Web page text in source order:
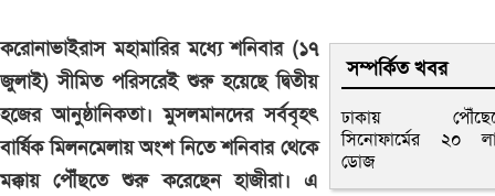
সম্পর্কিত খবর
ঢাকায়
সিনোফার্মের ২০
ডোজ
করোনাভাইরাস মহামারির মধ্যে শনিবার (১৭
জুলাই) সীমিত পরিসরেই শুরু হয়েছে দ্বিতীয়
হজের আনুষ্ঠানিকতা। মুসলমানদের সর্ববৃহৎ
বার্ষিক মিলনমেলায় অংশ নিতে শনিবার থেকে
মক্কায় পৌঁছতে শুরু করেছেন হাজীরা। এ